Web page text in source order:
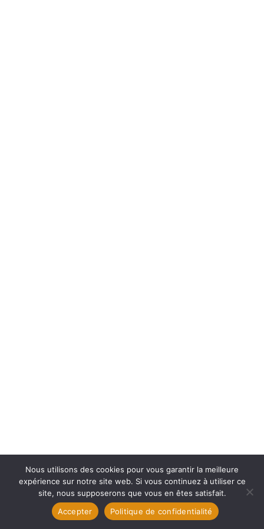
Nous utilisons des cookies pour vous garantir la meilleure
expérience sur notre site web. Si vous continuez à utiliser ce
site, nous supposerons que vous en êtes satisfait.
Accepter
Politique de confidentialité